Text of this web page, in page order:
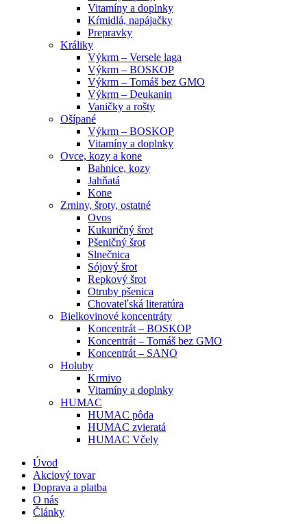
Vitamíny a doplnky
Kŕmidlá, napájačky
Prepravky
Králiky
Výkrm – Versele laga
Výkrm – BOSKOP
Výkrm – Tomáš bez GMO
Výkrm – Deukanin
Vaničky a rošty
Ošípané
Výkrm – BOSKOP
Vitamíny a doplnky
Ovce, kozy a kone
Bahnice, kozy
Jahňatá
Kone
Zrniny, šroty, ostatné
Ovos
Kukuričný šrot
Pšeničný šrot
Slnečnica
Sójový šrot
Repkový šrot
Otruby pšenica
Chovateľská literatúra
Bielkovinové koncentráty
Koncentrát – BOSKOP
Koncentrát – Tomáš bez GMO
Koncentrát – SANO
Holuby
Krmivo
Vitamíny a doplnky
HUMAC
HUMAC pôda
HUMAC zvieratá
HUMAC Včely
Úvod
Akciový tovar
Doprava a platba
O nás
Články